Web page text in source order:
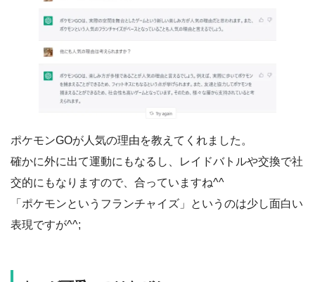
ポケモンGOが人気の理由を教えてくれました。
確かに外に出て運動にもなるし、レイドバトルや交換で社
交的にもなりますので、合っていますね^^
「ポケモンというフランチャイズ」というのは少し面白い
表現ですが^^;